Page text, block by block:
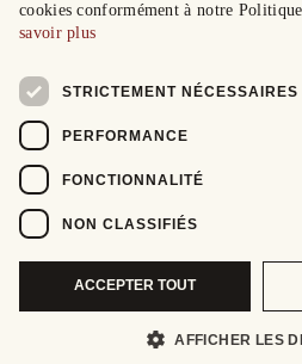
cookies conformément à notre
savoir plus
STRICTEMENT NÉCESSAIRES
PERFORMANCE
FONCTIONNALITÉ
NON CLASSIFIÉS
ACCEPTER TOUT
AFFICHER LES